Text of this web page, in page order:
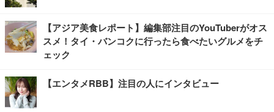
【アジア美食レポート】編集部注目のYouTuberがオス
スメ！タイ・バンコクに行ったら食べたいグルメをチ
ェック
【エンタメRBB】注目の人にインタビュー